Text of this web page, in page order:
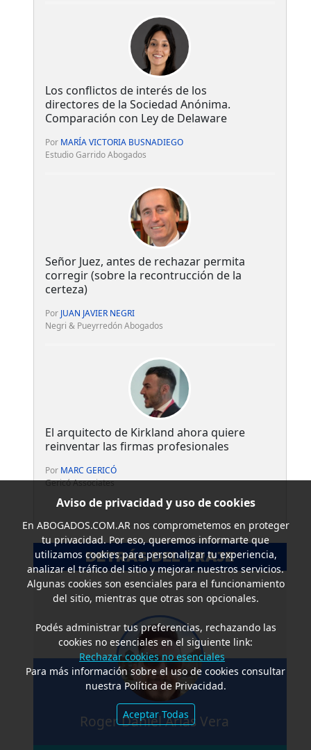
Los conflictos de interés de los
directores de la Sociedad Anónima.
Comparación con Ley de Delaware
Por MARÍA VICTORIA BUSNADIEGO
Estudio Garrido Abogados
Señor Juez, antes de rechazar permita
corregir (sobre la recontrucción de la
certeza)
Por JUAN JAVIER NEGRI
Negri & Pueyrredón Abogados
El arquitecto de Kirkland ahora quiere
reinventar las firmas profesionales
Por MARC GERICÓ
Gericó Associates
DETRÁS DEL TRAJE
Roger Daniel Arias Vera
Aviso de privacidad y uso de cookies
En ABOGADOS.COM.ARnos comprometemos en proteger
tu privacidad. Por eso, queremos informarte que
utilizamos cookies para personalizar tu experiencia,
analizar el tráfico del sitio y mejorar nuestros servicios.
Algunas cookies son esenciales para el funcionamiento
del sitio, mientras que otras son opcionales.
Podés administrar tus preferencias, rechazando las
cookies no esenciales en el siguiente link:
Rechazar cookies no esenciales
Para más información sobre el uso de cookies consultar
nuestra Política de Privacidad.
Aceptar Todas